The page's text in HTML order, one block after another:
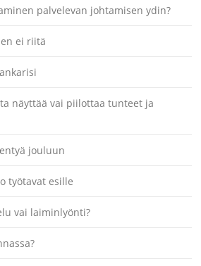
palvelevan johtamisen ydin?
ei riitä
näyttää vai piilottaa tunteet ja
jouluun
työtavat esille
vai laiminlyönti?